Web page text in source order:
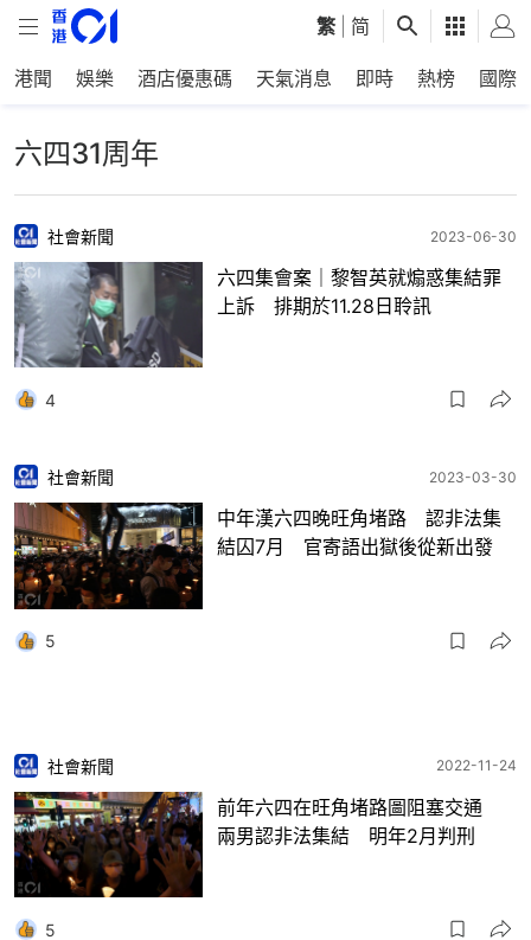
繁 简
港聞 娛樂 酒店優惠碼 天氣消息 即時 熱榜 國際
六四31周年
社會新聞 2023-06-30
六四集會案｜黎智英就煽惑集結罪
上訴 排期於11.28日聆訊
4
社會新聞 2023-03-30
中年漢六四晚旺角堵路 認非法集
結囚7月 官寄語出獄後從新出發
5
社會新聞 2022-11-24
前年六四在旺角堵路圖阻塞交通
兩男認非法集結 明年2月判刑
5